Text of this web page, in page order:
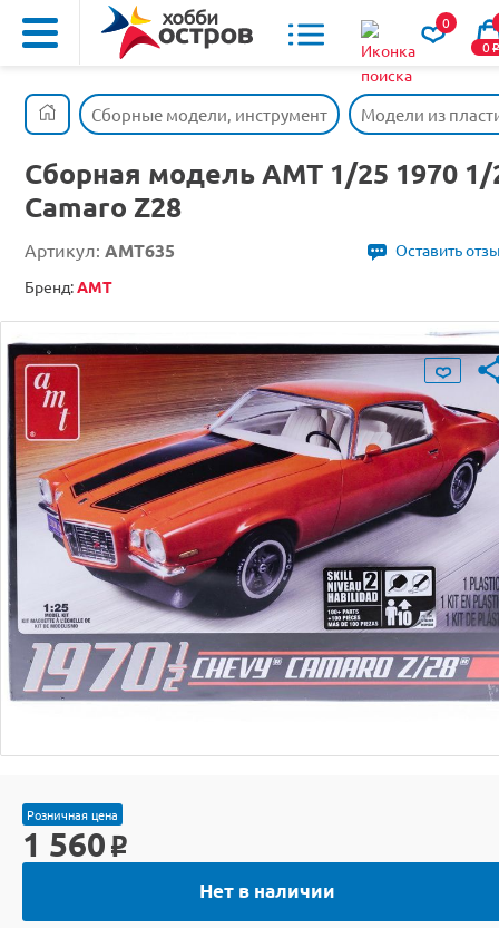
0
0o
Сборные модели, инструмент Модели из
Сборная модель AMT 1/25 1970 1/
Camaro Z28
Артикул: AMT635
Оставить
Бренд:AMT
Розничная цена
1 560 o
Нет в наличии